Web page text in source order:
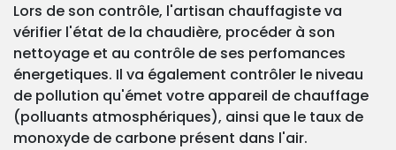
Lors de son contrôle, l'artisan chauffagiste va
vérifier l'état de la chaudière, procéder à son
nettoyage et au contrôle de ses perfomances
énergetiques. Il va également contrôler le niveau
de pollution qu'émet votre appareil de chauffage
(polluants atmosphériques), ainsi que le taux de
monoxyde de carbone présent dans l'air.